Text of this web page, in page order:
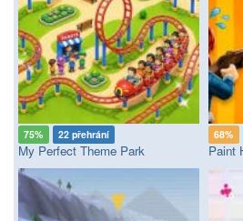
75% 22 přehrání
My Perfect Theme Park
68%
Paint